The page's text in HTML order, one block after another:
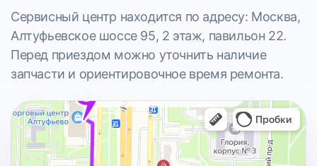
Сервисный центр находится по адресу: Москва,
Алтуфьевское шоссе 95, 2 этаж, павильон 22.
Перед приездом можно уточнить наличие
запчасти и ориентировочное время ремонта.